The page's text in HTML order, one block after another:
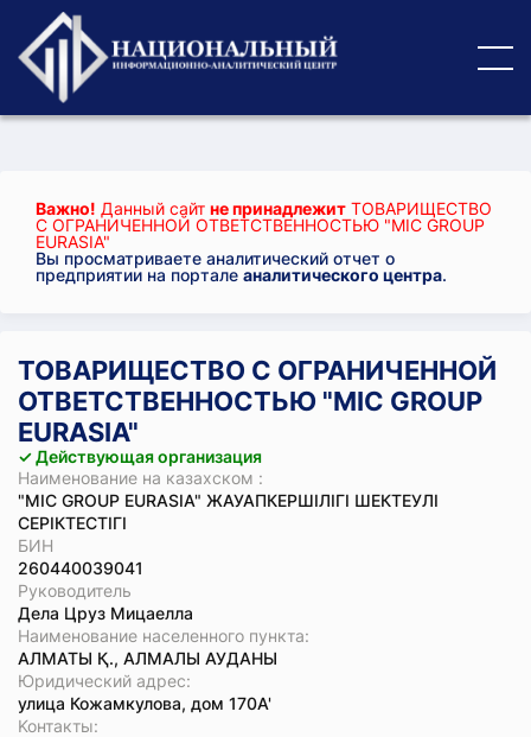
Важно! Данный сайт не принадлежит ТОВАРИЩЕСТВО
С ОГРАНИЧЕННОЙ ОТВЕТСТВЕННОСТЬЮ "MIC GROUP
EURASIA"
Вы просматриваете аналитический отчет о
предприятии на портале аналитического центра.
ТОВАРИЩЕСТВО С ОГРАНИЧЕННОЙ
ОТВЕТСТВЕННОСТЬЮ "MIC GROUP
EURASIA"
✓ Действующая организация
Наименование на казахском :
"MIC GROUP EURASIA" ЖАУАПКЕРШІЛІГІ ШЕКТЕУЛІ
СЕРІКТЕСТІГІ
БИН
260440039041
Руководитель
Дела Цруз Мицаелла
Наименование населенного пункта:
АЛМАТЫ Қ., АЛМАЛЫ АУДАНЫ
Юридический адрес:
улица Кожамкулова, дом 170А'
Koнтaкты: